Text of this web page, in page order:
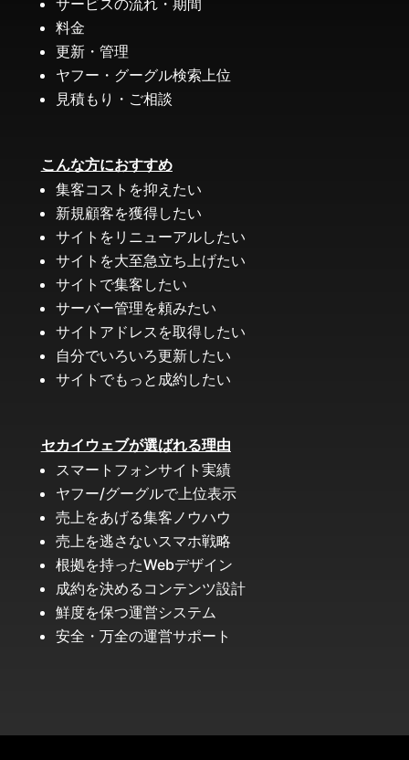
サービスの流れ・期間
料金
更新・管理
ヤフー・グーグル検索上位
見積もり・ご相談
こんな方におすすめ
集客コストを抑えたい
新規顧客を獲得したい
サイトをリニューアルしたい
サイトを大至急立ち上げたい
サイトで集客したい
サーバー管理を頼みたい
サイトアドレスを取得したい
自分でいろいろ更新したい
サイトでもっと成約したい
セカイウェブが選ばれる理由
スマートフォンサイト実績
ヤフー/グーグルで上位表示
売上をあげる集客ノウハウ
売上を逃さないスマホ戦略
根拠を持ったWebデザイン
成約を決めるコンテンツ設計
鮮度を保つ運営システム
安全・万全の運営サポート